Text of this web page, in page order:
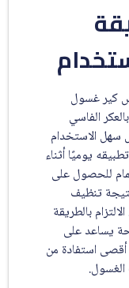
غسول
الفاسي
الاستخدام
يوميًا أثناء
للحصول على
تنظيف
بالطريقة
على
استفادة من